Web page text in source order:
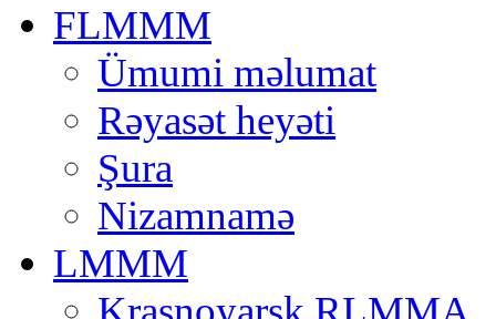
FLMMM
Ümumi məlumat
Rəyasət heyəti
Şura
Nizamnamə
LMMM